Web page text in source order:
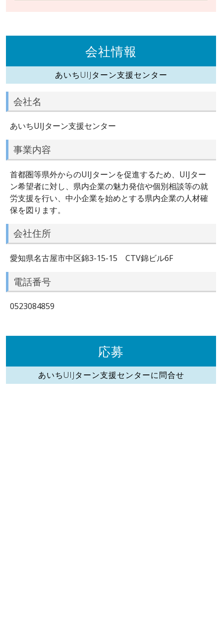
会社情報
あいちUIJターン支援センター
会社名
あいちUIJターン支援センター
事業内容
首都圏等県外からのUIJターンを促進するため、UIJター
ン希望者に対し、県内企業の魅力発信や個別相談等の就
労支援を行い、中小企業を始めとする県内企業の人材確
保を図ります。
会社住所
愛知県名古屋市中区錦3-15-15 CTV錦ビル6F
電話番号
0523084859
応募
あいちUIJターン支援センターに問合せ